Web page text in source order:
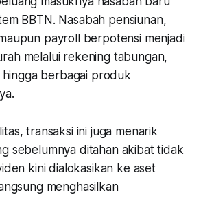
BBTN. Nasabah pensiunan,
payroll berpotensi menjadi
melalui rekening tabungan,
hingga berbagai produk
transaksi ini juga menarik
sebelumnya ditahan akibat tidak
kini dialokasikan ke aset
menghasilkan